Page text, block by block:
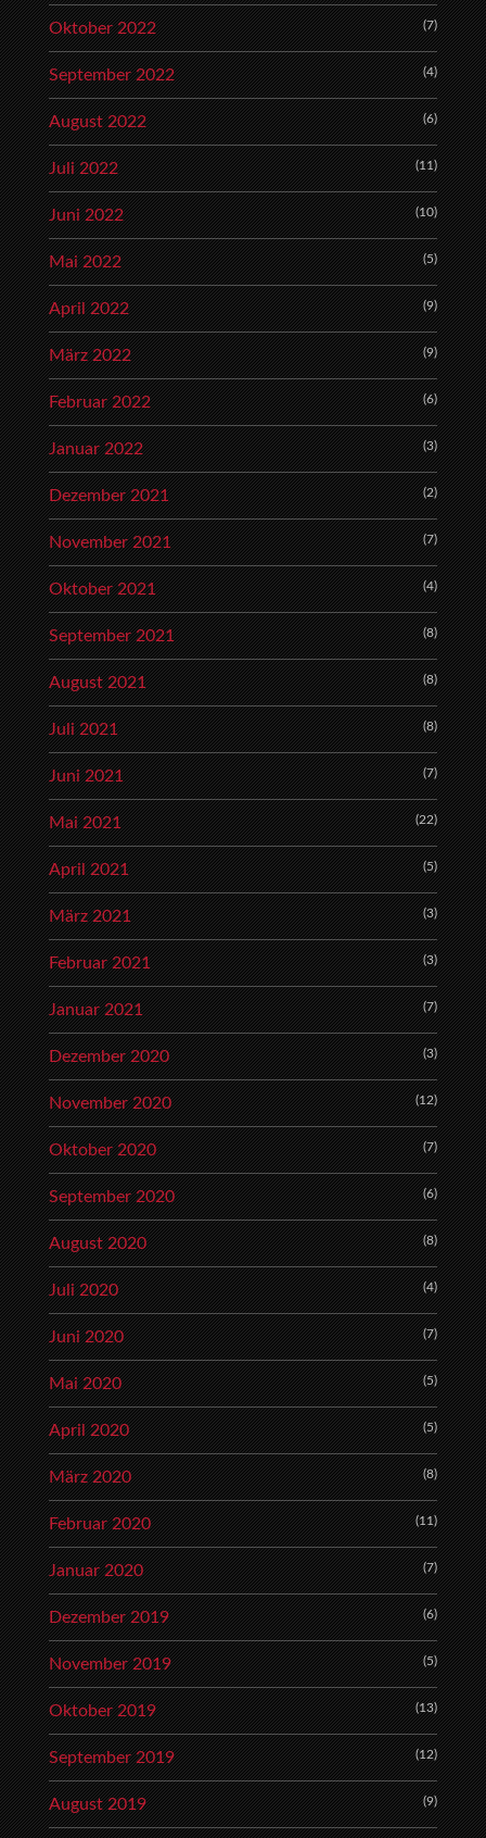
Oktober 2022 (7)
September 2022 (4)
August 2022 (6)
Juli 2022 (11)
Juni 2022 (10)
Mai 2022 (5)
April 2022 (9)
März 2022 (9)
Februar 2022 (6)
Januar 2022 (3)
Dezember 2021 (2)
November 2021 (7)
Oktober 2021 (4)
September 2021 (8)
August 2021 (8)
Juli 2021 (8)
Juni 2021 (7)
Mai 2021 (22)
April 2021 (5)
März 2021 (3)
Februar 2021 (3)
Januar 2021 (7)
Dezember 2020 (3)
November 2020 (12)
Oktober 2020 (7)
September 2020 (6)
August 2020 (8)
Juli 2020 (4)
Juni 2020 (7)
Mai 2020 (5)
April 2020 (5)
März 2020 (8)
Februar 2020 (11)
Januar 2020 (7)
Dezember 2019 (6)
November 2019 (5)
Oktober 2019 (13)
September 2019 (12)
August 2019 (9)